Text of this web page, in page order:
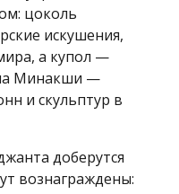
цоколь
искушения,
а купол —
Минакши —
и скульптур в
доберутся
вознаграждены: